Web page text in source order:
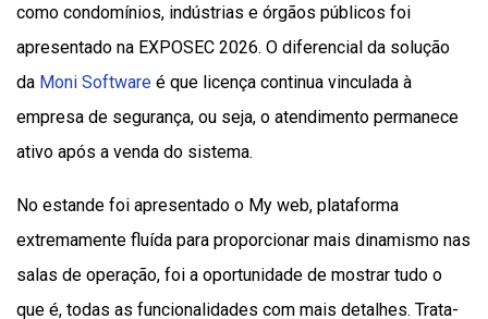
como condomínios, indústrias e órgãos públicos foi
apresentado na EXPOSEC 2026. O diferencial da solução
da Moni Software é que licença continua vinculada à
empresa de segurança, ou seja, o atendimento permanece
ativo após a venda do sistema.
No estande foi apresentado o My web, plataforma
extremamente fluída para proporcionar mais dinamismo nas
salas de operação, foi a oportunidade de mostrar tudo o
que é, todas as funcionalidades com mais detalhes. Trata-